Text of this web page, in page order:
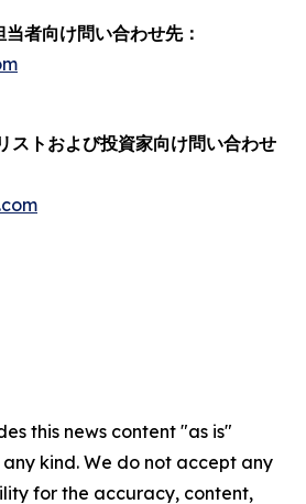
者向け問い合わせ先：
ストおよび投資家向け問い合わせ
this news content "as is"
kind. We do not accept any
for the accuracy, content,